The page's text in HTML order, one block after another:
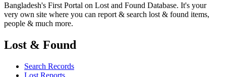
Bangladesh's First Portal on Lost and Found Database. It's your
very own site where you can report & search lost & found items,
people & much more.
Lost & Found
Search Records
Lost Reports